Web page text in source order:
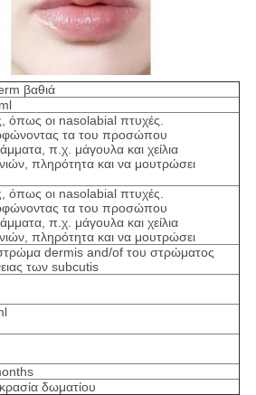
βαθιά
όπως οι nasolabial πτυχές.
τα του προσώπου
π.χ. μάγουλα και χείλια
πληρότητα και να μουτρώσει
όπως οι nasolabial πτυχές.
τα του προσώπου
π.χ. μάγουλα και χείλια
πληρότητα και να μουτρώσει
dermis and/of του στρώματος
των subcutis
δωματίου